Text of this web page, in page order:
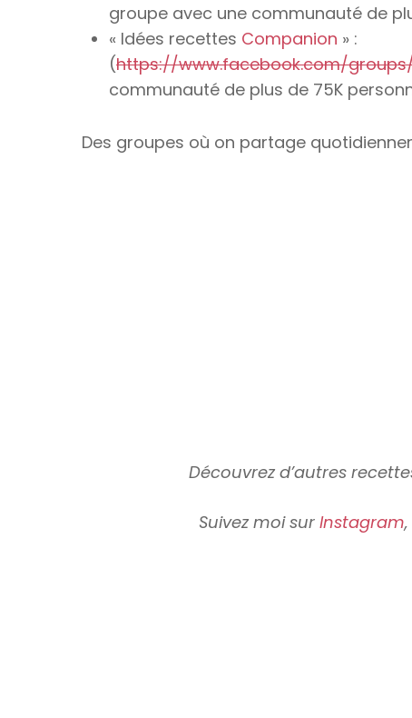
groupe avec une communauté de
« Idées recettes Companion » :
(https://www.facebook.com/
communauté de plus de 75K
Des groupes où on partage
Découvrez d’autres
Suivez moi surInstagram,